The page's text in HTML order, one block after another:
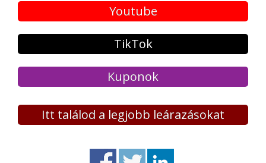
Youtube
TikTok
Kuponok
Itt találod a legjobb leárazásokat